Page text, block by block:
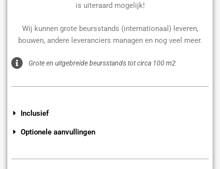
is uiteraard mogelijk!
Wij kunnen grote beursstands (internationaal) leveren,
bouwen, andere leveranciers managen en nog veel meer.
Grote en uitgebreide beursstands tot circa 100 m2
Inclusief
Optionele aanvullingen